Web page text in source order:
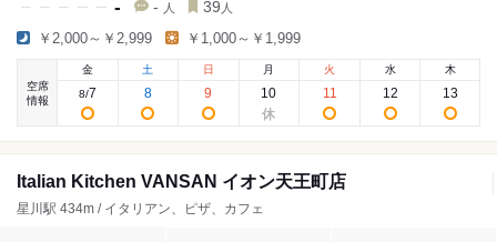
- - 人 39 人
￥2,000～￥2,999 ￥1,000～￥1,999
空席
情報
金
8/7
土
8
日
9
月
10
火
11
水
12
木
13
Italian Kitchen VANSAN イオン天王町店
星川駅 434m / イタリアン、ピザ、カフェ